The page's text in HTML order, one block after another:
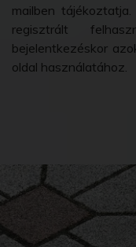
mailben
regisztrált
bejelentkezéskor
oldal használatához.